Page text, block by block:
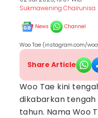
Sukmawening Chairunisa
News Channel
Woo Tae (instagram.com/
Share Article
Woo Tae kini
dikabarkan
tahun. Nama Woo